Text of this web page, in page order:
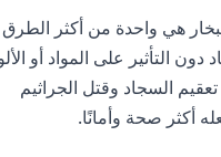
هي واحدة من أكثر الطرق
التأثير على المواد أو
السجاد وقتل الجراثيم
أكثر صحة وأمانًا.